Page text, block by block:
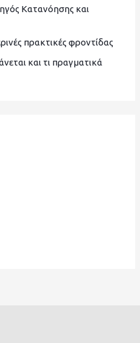
Κατανόησης και
πρακτικές φροντίδας
και τι πραγματικά